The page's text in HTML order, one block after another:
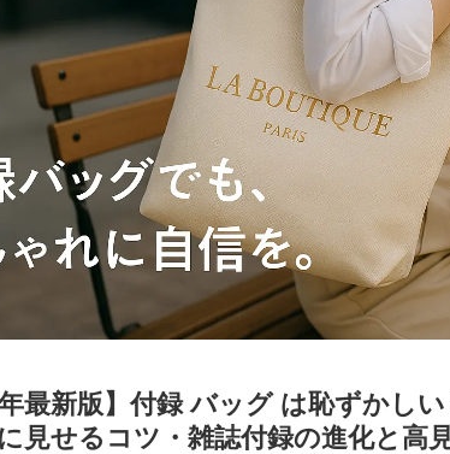
年最新版】付録 バッグ は恥ずかし
見せるコツ・雑誌付録の進化と高